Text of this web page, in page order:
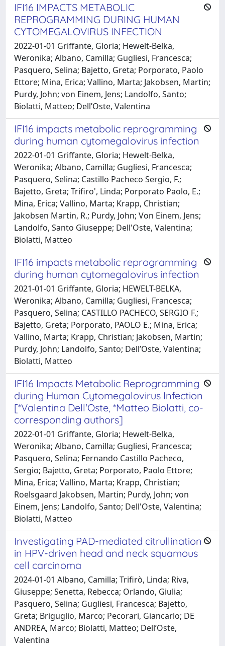
IFI16 IMPACTS METABOLIC
REPROGRAMMING DURING HUMAN
CYTOMEGALOVIRUS INFECTION
2022-01-01 Griffante, Gloria; Hewelt-Belka,
Weronika; Albano, Camilla; Gugliesi, Francesca;
Pasquero, Selina; Bajetto, Greta; Porporato, Paolo
Ettore; Mina, Erica; Vallino, Marta; Jakobsen, Martin;
Purdy, John; von Einem, Jens; Landolfo, Santo;
Biolatti, Matteo; Dell’Oste, Valentina
IFI16 impacts metabolic reprogramming
during human cytomegalovirus infection
2022-01-01 Griffante, Gloria; Hewelt-Belka,
Weronika; Albano, Camilla; Gugliesi, Francesca;
Pasquero, Selina; Castillo Pacheco Sergio, F.;
Bajetto, Greta; Trifiro', Linda; Porporato Paolo, E.;
Mina, Erica; Vallino, Marta; Krapp, Christian;
Jakobsen Martin, R.; Purdy, John; Von Einem, Jens;
Landolfo, Santo Giuseppe; Dell'Oste, Valentina;
Biolatti, Matteo
IFI16 impacts metabolic reprogramming
during human cytomegalovirus infection
2021-01-01 Griffante, Gloria; HEWELT-BELKA,
Weronika; Albano, Camilla; Gugliesi, Francesca;
Pasquero, Selina; CASTILLO PACHECO, SERGIO F.;
Bajetto, Greta; Porporato, PAOLO E.; Mina, Erica;
Vallino, Marta; Krapp, Christian; Jakobsen, Martin;
Purdy, John; Landolfo, Santo; Dell’Oste, Valentina;
Biolatti, Matteo
IFI16 Impacts Metabolic Reprogramming
during Human Cytomegalovirus Infection
[*Valentina Dell'Oste, *Matteo Biolatti, co-
corresponding authors]
2022-01-01 Griffante, Gloria; Hewelt-Belka,
Weronika; Albano, Camilla; Gugliesi, Francesca;
Pasquero, Selina; Fernando Castillo Pacheco,
Sergio; Bajetto, Greta; Porporato, Paolo Ettore;
Mina, Erica; Vallino, Marta; Krapp, Christian;
Roelsgaard Jakobsen, Martin; Purdy, John; von
Einem, Jens; Landolfo, Santo; Dell'Oste, Valentina;
Biolatti, Matteo
Investigating PAD-mediated citrullination
in HPV-driven head and neck squamous
cell carcinoma
2024-01-01 Albano, Camilla; Trifirò, Linda; Riva,
Giuseppe; Senetta, Rebecca; Orlando, Giulia;
Pasquero, Selina; Gugliesi, Francesca; Bajetto,
Greta; Briguglio, Marco; Pecorari, Giancarlo; DE
ANDREA, Marco; Biolatti, Matteo; Dell’Oste,
Valentina